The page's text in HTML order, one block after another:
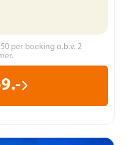
per boeking o.b.v. 2